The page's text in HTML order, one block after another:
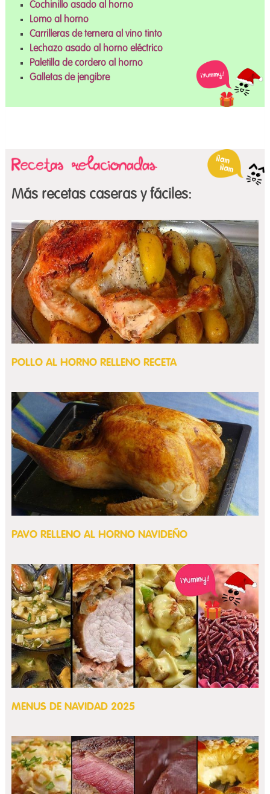
Cochinillo asado al horno
Lomo al horno
Carrilleras de ternera al vino tinto
Lechazo asado al horno eléctrico
Paletilla de cordero al horno
Galletas de jengibre
Más recetas caseras y fáciles:
POLLO AL HORNO RELLENO RECETA
PAVO RELLENO AL HORNO NAVIDEÑO
MENUS DE NAVIDAD 2025